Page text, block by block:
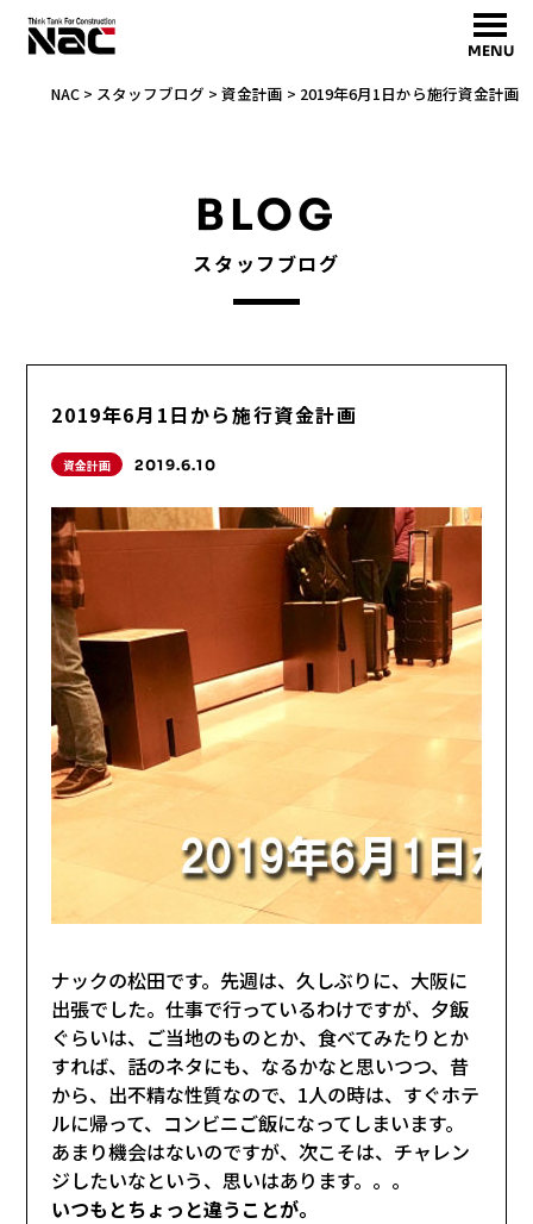
MENU
NAC> スタッフブログ > 資金計画 > 2019年6月1日から施行資金計画
BLOG
スタッフブログ
2019年6月1日から施行資金計画
資金計画 2019.6.10
ナックの松田です。先週は、久しぶりに、大阪に
出張でした。仕事で行っているわけですが、夕飯
ぐらいは、ご当地のものとか、食べてみたりとか
すれば、話のネタにも、なるかなと思いつつ、昔
から、出不精な性質なので、1人の時は、すぐホテ
ルに帰って、コンビニご飯になってしまいます。
あまり機会はないのですが、次こそは、チャレン
ジしたいなという、思いはあります。。。
いつもとちょっと違うことが。